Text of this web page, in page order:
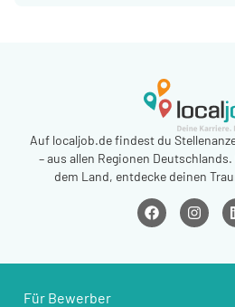
Auf localjob.de findest du
– aus allen Regionen
dem Land, entdecke deinen
Für Bewerber